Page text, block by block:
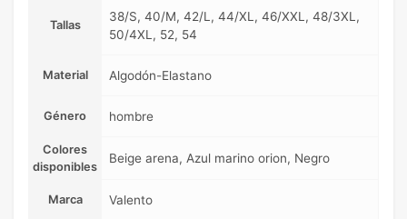
Tallas
38/S, 40/M, 42/L, 44/XL, 46/XXL, 48/3XL,
50/4XL, 52, 54
Material Algodón-Elastano
Género hombre
Colores
disponibles
Beige arena, Azul marino orion, Negro
Marca Valento